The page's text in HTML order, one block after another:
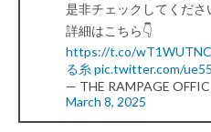
是非チェックしてくだ
詳細はこちら👇
https://t.co/
る糸 pic.twitter.com/
— THE RAMPAGE
March 8, 2025